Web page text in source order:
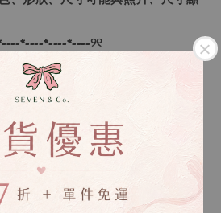
*----*----*----୨୧
唷！